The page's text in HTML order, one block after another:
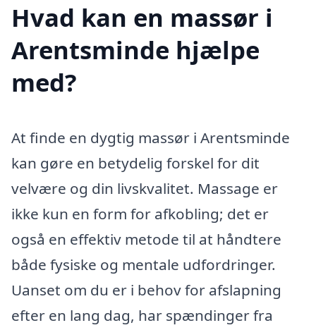
Hvad kan en massør i
Arentsminde hjælpe
med?
At finde en dygtig massør i Arentsminde
kan gøre en betydelig forskel for dit
velvære og din livskvalitet. Massage er
ikke kun en form for afkobling; det er
også en effektiv metode til at håndtere
både fysiske og mentale udfordringer.
Uanset om du er i behov for afslapning
efter en lang dag, har spændinger fra